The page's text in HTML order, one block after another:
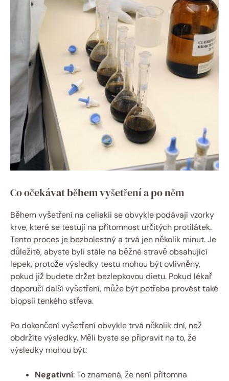
Co očekávat během vyšetření a po něm
Během vyšetření na celiakii se obvykle podávají vzorky
krve, které se testují na přítomnost určitých protilátek.
Tento proces je bezbolestný a trvá jen několik minut. Je
důležité, abyste byli stále na běžné stravě obsahující
lepek, protože výsledky testu mohou být ovlivněny,
pokud již budete držet bezlepkovou dietu. Pokud lékař
doporučí další vyšetření, může být potřeba provést také
biopsii tenkého střeva.
Po dokončení vyšetření obvykle trvá několik dní, než
obdržíte výsledky. Měli byste se připravit na to, že
výsledky mohou být:
Negativní: To znamená, že není přítomna